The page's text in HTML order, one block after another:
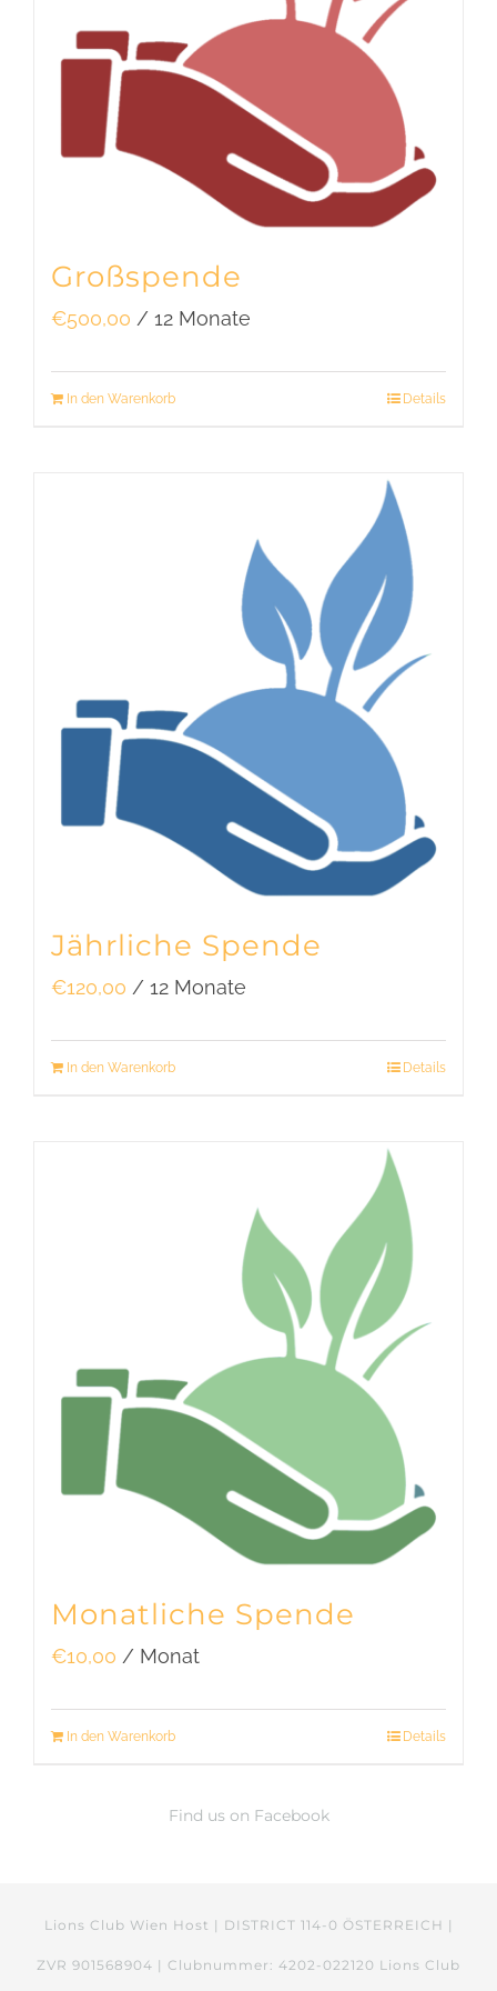
Großspende
€500,00 / 12 Monate
In den Warenkorb Details
Jährliche Spende
€120,00 / 12 Monate
In den Warenkorb Details
Monatliche Spende
€10,00 / Monat
In den Warenkorb Details
Find us on Facebook
Lions Club Wien Host | DISTRICT 114-0 ÖSTERREICH |
ZVR 901568904 | Clubnummer: 4202-022120 Lions Club